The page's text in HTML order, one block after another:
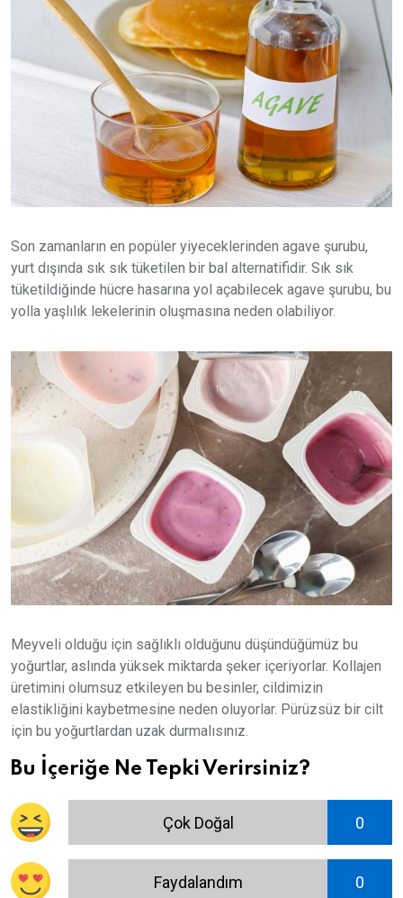
Son zamanların en popüler yiyeceklerinden agave şurubu,
yurt dışında sık sık tüketilen bir bal alternatifidir. Sık sık
tüketildiğinde hücre hasarına yol açabilecek agave şurubu, bu
yolla yaşlılık lekelerinin oluşmasına neden olabiliyor.
Meyveli olduğu için sağlıklı olduğunu düşündüğümüz bu
yoğurtlar, aslında yüksek miktarda şeker içeriyorlar. Kollajen
üretimini olumsuz etkileyen bu besinler, cildimizin
elastikliğini kaybetmesine neden oluyorlar. Pürüzsüz bir cilt
için bu yoğurtlardan uzak durmalısınız.
Bu İçeriğe Ne Tepki Verirsiniz?
Çok Doğal 0
Faydalandım 0